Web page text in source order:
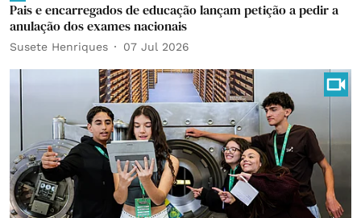
Pais e encarregados de educação lançam petição a pedir a
anulação dos exames nacionais
Susete Henriques 07 Jul 2026